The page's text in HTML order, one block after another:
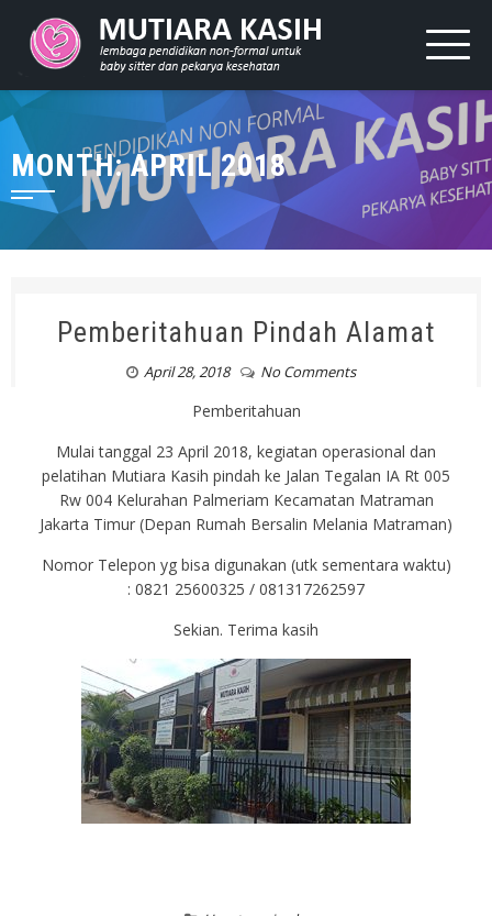
MONTH: APRIL 2018
Pemberitahuan Pindah Alamat
April 28, 2018 No Comments
Pemberitahuan
Mulai tanggal 23 April 2018, kegiatan operasional dan
pelatihan Mutiara Kasih pindah ke Jalan Tegalan IA Rt 005
Rw 004 Kelurahan Palmeriam Kecamatan Matraman
Jakarta Timur (Depan Rumah Bersalin Melania Matraman)
Nomor Telepon yg bisa digunakan (utk sementara waktu)
: 0821 25600325 / 081317262597
Sekian. Terima kasih